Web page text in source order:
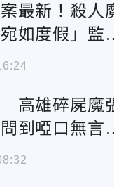
最新！殺人
如度假」監
高雄碎屍魔
到啞口無言